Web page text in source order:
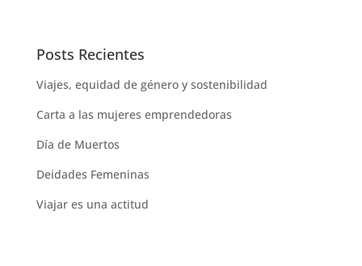
Posts Recientes
Viajes, equidad de género y sostenibilidad
Carta a las mujeres emprendedoras
Día de Muertos
Deidades Femeninas
Viajar es una actitud